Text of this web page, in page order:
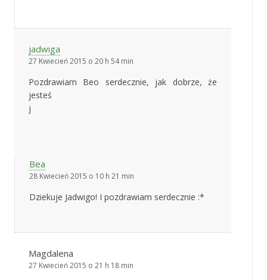
jadwiga
27 Kwiecień 2015 o 20 h 54 min
Pozdrawiam Beo serdecznie, jak dobrze, że
jesteś
j
Bea
28 Kwiecień 2015 o 10 h 21 min
Dziekuje Jadwigo! I pozdrawiam serdecznie :*
Magdalena
27 Kwiecień 2015 o 21 h 18 min